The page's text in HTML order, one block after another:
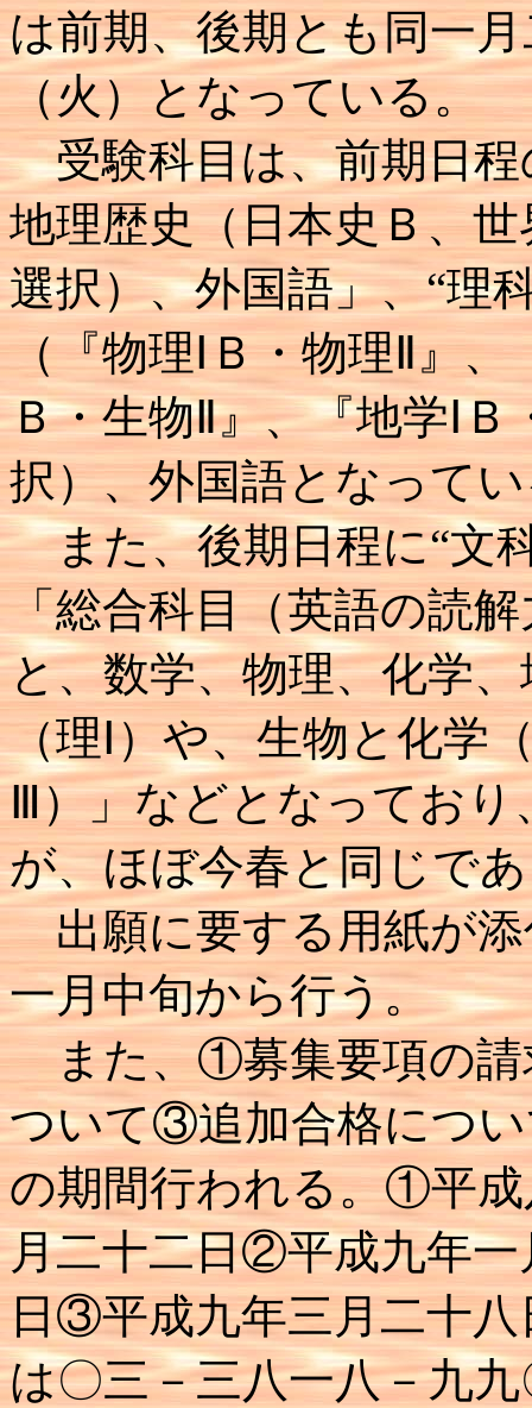
は前期、後期とも同一
（火）となっている。
受験科目は、前期日程
地理歴史（日本史Ｂ、
選択）、外国語」、“理
（『物理ⅠＢ・物理Ⅱ』
Ｂ・生物Ⅱ』、『地学Ⅰ
択）、外国語となって
また、後期日程に“文
「総合科目（英語の読
と、数学、物理、化学
（理Ⅰ）や、生物と化学
Ⅲ）」などとなっており
が、ほぼ今春と同じで
出願に要する用紙が添
一月中旬から行う。
また、①募集要項の請
ついて③追加合格につ
の期間行われる。①平成
月二十二日②平成九年一
日③平成九年三月二十
は〇三－三八一八－九